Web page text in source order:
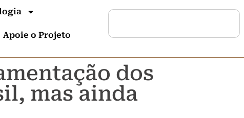
Apoie o Projeto
dos
mas ainda